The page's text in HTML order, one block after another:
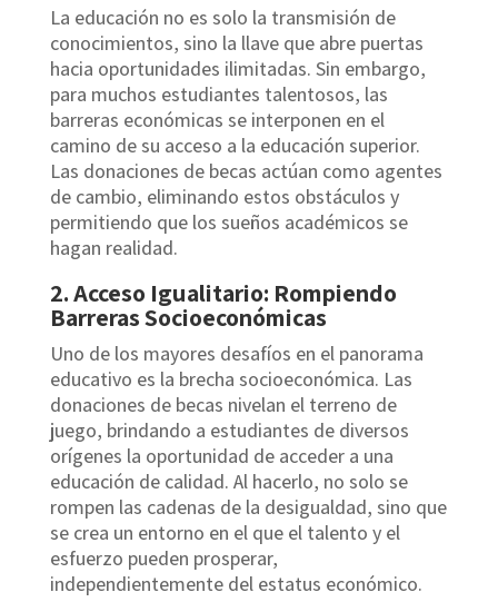
La educación no es solo la transmisión de
conocimientos, sino la llave que abre puertas
hacia oportunidades ilimitadas. Sin embargo,
para muchos estudiantes talentosos, las
barreras económicas se interponen en el
camino de su acceso a la educación superior.
Las donaciones de becas actúan como agentes
de cambio, eliminando estos obstáculos y
permitiendo que los sueños académicos se
hagan realidad.
2. Acceso Igualitario: Rompiendo
Barreras Socioeconómicas
Uno de los mayores desafíos en el panorama
educativo es la brecha socioeconómica. Las
donaciones de becas nivelan el terreno de
juego, brindando a estudiantes de diversos
orígenes la oportunidad de acceder a una
educación de calidad. Al hacerlo, no solo se
rompen las cadenas de la desigualdad, sino que
se crea un entorno en el que el talento y el
esfuerzo pueden prosperar,
independientemente del estatus económico.